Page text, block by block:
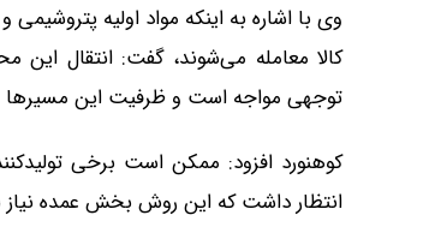
وی با اشاره به اینکه مواد اولیه
کالا معامله می‌شوند، گفت: انتقال این
توجهی مواجه است و ظرفیت این مسیرها
کوهنورد افزود: ممکن است برخی
انتظار داشت که این روش بخش عمده نیاز